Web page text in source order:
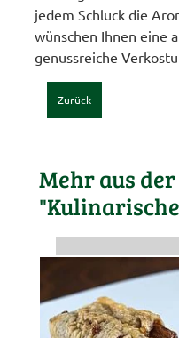
jedem Schluck die
wünschen Ihnen eine
genussreiche
Zurück
Mehr aus